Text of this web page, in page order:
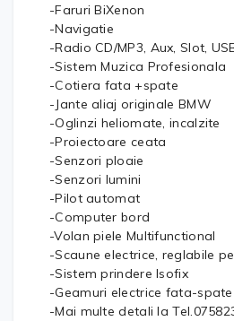
-Faruri BiXenon
-Navigatie
-Radio CD/MP3, Aux, Slot,
-Sistem Muzica Profesionala
-Cotiera fata +spate
-Jante aliaj originale BMW
-Oglinzi heliomate, incalzite
-Proiectoare ceata
-Senzori ploaie
-Senzori lumini
-Pilot automat
-Computer bord
-Volan piele Multifunctional
-Scaune electrice, reglabile
-Sistem prindere Isofix
-Geamuri electrice fata-spate
-Mai multe detali la